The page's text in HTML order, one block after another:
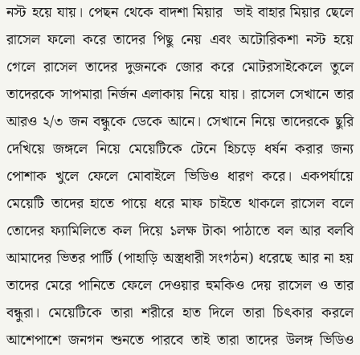
নস্ট হয়ে যায়। পেছন থেকে বাদশা মিয়ার ভাই বাহার মিয়ার ছেলে
রাসেল ফলো করে তাদের পিছু নেয় এবং অটোরিকশা নস্ট হয়ে
গেলে রাসেল তাদের দুজনকে জোর করে মোটরসাইকেলে তুলে
তাদেরকে সাপমারা নির্জন এলাকায় নিয়ে যায়। রাসেল সেখানে তার
আরও ২/৩ জন বন্ধুকে ডেকে আনে। সেখানে নিয়ে তাদেরকে ছুরি
দেখিয়ে জঙ্গলে নিয়ে মেয়েটিকে টেনে হিচড়ে ধর্ষন করার জন্য
পোশাক খুলে ফেলে মোবাইলে ভিডিও ধারণ করে। একপর্যায়ে
মেয়েটি তাদের হাতে পায়ে ধরে মাফ চাইতে থাকলে রাসেল বলে
তোদের ফ্যামিলিতে কল দিয়ে ১লক্ষ টাকা পাঠাতে বল আর বলবি
আমাদের ভিতর পার্টি (পাহাড়ি অস্ত্রধারী সংগঠন) ধরেছে আর না হয়
তাদের মেরে পানিতে ফেলে দেওয়ার হুমকিও দেয় রাসেল ও তার
বন্ধুরা। মেয়েটিকে তারা শরীরে হাত দিলে তারা চিৎকার করলে
আশেপাশে জনগন শুনতে পারবে তাই তারা তাদের উলঙ্গ ভিডিও